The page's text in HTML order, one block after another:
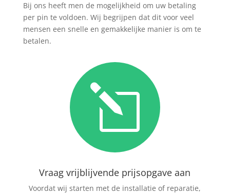
Bij ons heeft men de mogelijkheid om uw betaling
per pin te voldoen. Wij begrijpen dat dit voor veel
mensen een snelle en gemakkelijke manier is om te
betalen.
l
Vraag vrijblijvende prijsopgave aan
Voordat wij starten met de installatie of reparatie,